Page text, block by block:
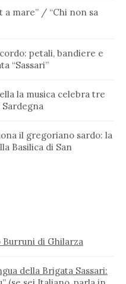
a mare” / “Chi non sa
petali, bandiere e
“Sassari”
la musica celebra tre
il gregoriano sardo: la
Basilica di San
di Ghilarza
della Brigata Sassari: